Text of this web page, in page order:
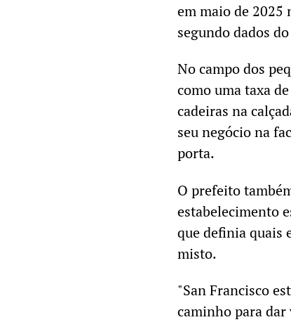
em maio de 2025
segundo dados
No campo dos
como uma taxa
cadeiras na
seu negócio na
porta.
O prefeito
estabelecimento
que definia quais
misto.
"San Francisco
caminho para dar